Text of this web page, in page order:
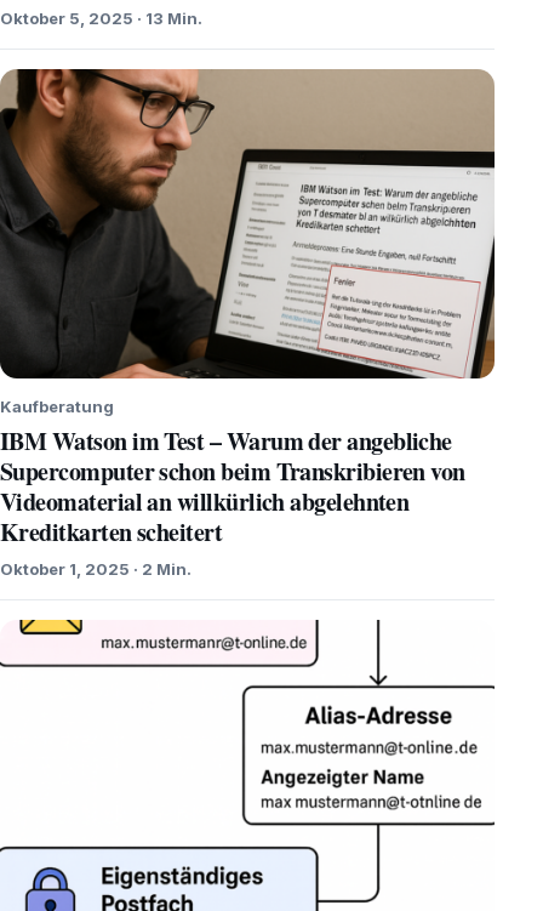
Oktober 5, 2025 · 13 Min.
Kaufberatung
IBM Watson im Test – Warum der angebliche
Supercomputer schon beim Transkribieren von
Videomaterial an willkürlich abgelehnten
Kreditkarten scheitert
Oktober 1, 2025 · 2 Min.